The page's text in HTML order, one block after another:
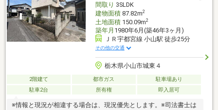
間取り 3SLDK
建物面積87.82m2
土地面積150.09m2
築年月 1980年6月(築46年3ヶ月)
ＪＲ宇都宮線 小山駅 徒歩25分
その他の交通
栃木県小山市城東４
2階建て 都市ガス
駐車場あり
駐車2台
所有権 即入居可
※情報と現況が相違する場合は、現況優先とします。※司法書士は